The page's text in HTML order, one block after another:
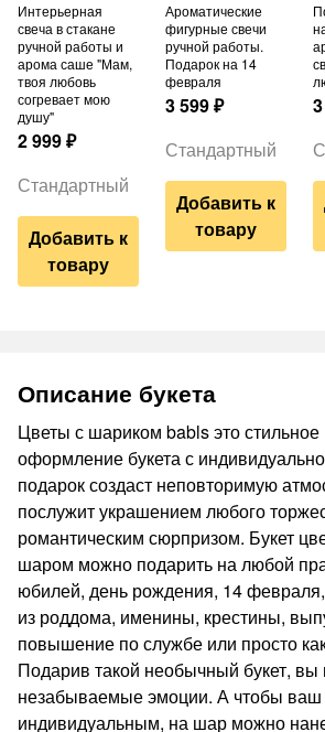
Интерьерная
свеча в стакане
ручной работы и
арома саше "Мам,
твоя любовь
согревает мою
душу"
2 999₽
Стандартный
Добавить к
товару
Ароматические
фигурные свечи
ручной работы.
Подарок на 14
февраля
3 599₽
Стандартный
Добавить к
товару
Подарочный
Описание букета
Цветы с шариком babls это
оформление букета с
подарок создаст неповторимую
послужит украшением любого
романтическим сюрпризом. Букет
шаром можно подарить на любой
юбилей, день рождения, 14
из роддома, именины, крестины,
повышение по службе или просто
Подарив такой необычный букет, вы
незабываемые эмоции. А чтобы ваш
индивидуальным, на шар можно